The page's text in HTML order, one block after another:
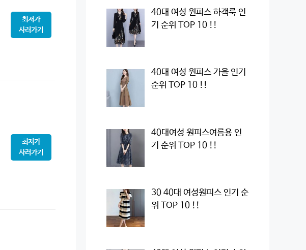
최저가
사러가기
최저가
사러가기
40대 여성 원피스 하객룩 인
기 순위 TOP 10 !!
40대 여성 원피스 가을 인기
순위 TOP 10 !!
40대여성 원피스여름용 인
기 순위 TOP 10 !!
30 40대 여성원피스 인기 순
위 TOP 10 !!